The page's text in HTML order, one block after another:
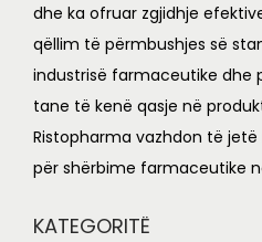
dhe ka ofruar zgjidhje
qëllim të përmbushjes së
industrisë farmaceutike dhe
tane të kenë qasje në
Ristopharma vazhdon të
për shërbime farmaceutike
KATEGORITË